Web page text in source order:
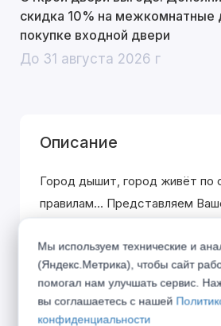
скидка 10% на межкомнатные
покупке входной двери
До 31 августа 2026 г
Описание
Город дышит, город живёт по
правилам... Представляем
современного мегаполиса.
21 веке — алюминиевая кромка
— стали фирменными
коллекции.
Мы используем технические и
(Яндекс.Метрика), чтобы сайт
помогал нам улучшать сервис.
вы соглашаетесь с нашей
конфиденциальности